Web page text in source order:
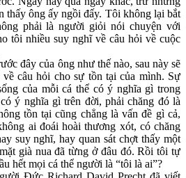
thấy ông ấy ngồi đấy. Tôi không lại bắt
phải là người giỏi nói chuyện với
tôi nhiều suy nghĩ về câu hỏi về cuộc
đây của ông như thế nào, sau này sẽ
câu hỏi cho sự tồn tại của mình. Sự
của mỗi cá thể có ý nghĩa gì trong
ý nghĩa gì trên đời, phải chăng đó là
tồn tại cũng chẳng là vấn đề gì cả,
ai đoái hoài thương xót, có chăng
suy nghĩ, hay quan sát chợt thấy một
già nua đã từng ở đâu đó. Rồi tôi tự
hết mọi cá thể người là “tôi là ai”?